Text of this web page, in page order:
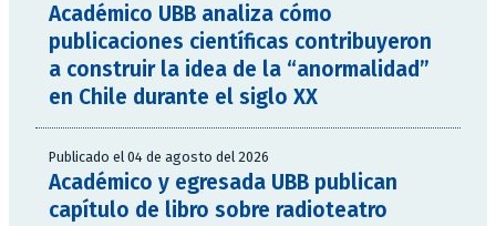
Académico UBB analiza cómo
publicaciones científicas contribuyeron
a construir la idea de la “anormalidad”
en Chile durante el siglo XX
Publicado el 04 de agosto del 2026
Académico y egresada UBB publican
capítulo de libro sobre radioteatro